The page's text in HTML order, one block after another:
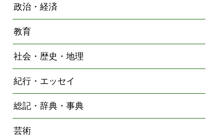
政治・経済
教育
社会・歴史・地理
紀行・エッセイ
総記・辞典・事典
芸術